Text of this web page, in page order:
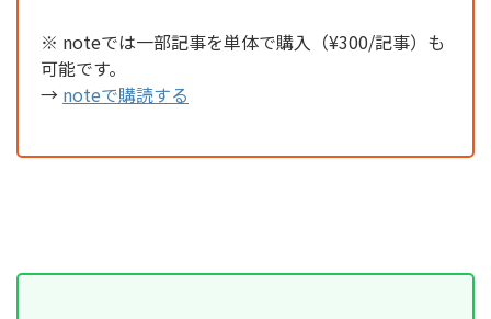
※ noteでは一部記事を単体で購入（¥300/記事）も
可能です。
→ noteで購読する